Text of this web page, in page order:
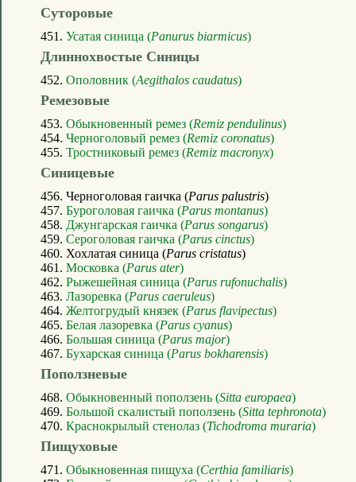
Суторовые
451. Усатая синица (Panurus biarmicus)
Длиннохвостые Синицы
452. Ополовник (Aegithalos caudatus)
Ремезовые
453. Обыкновенный ремез (Remiz pendulinus)
454. Черноголовый ремез (Remiz coronatus)
455. Тростниковый ремез (Remiz macronyx)
Синицевые
456. Черноголовая гаичка (Parus palustris)
457. Буроголовая гаичка (Parus montanus)
458. Джунгарская гаичка (Parus songarus)
459. Сероголовая гаичка (Parus cinctus)
460. Хохлатая синица (Parus cristatus)
461. Московка (Parus ater)
462. Рыжешейная синица (Parus rufonuchalis)
463. Лазоревка (Parus caeruleus)
464. Желтогрудый князек (Parus flavipectus)
465. Белая лазоревка (Parus cyanus)
466. Большая синица (Parus major)
467. Бухарская синица (Parus bokharensis)
Поползневые
468. Обыкновенный поползень (Sitta europaea)
469. Большой скалистый поползень (Sitta tephronota)
470. Краснокрылый стенолаз (Tichodroma muraria)
Пищуховые
471. Обыкновенная пищуха (Certhia familiaris)